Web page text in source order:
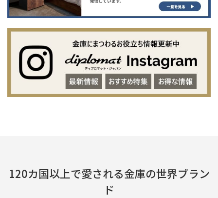
120カ国以上で愛される金庫の世界ブラン
ド